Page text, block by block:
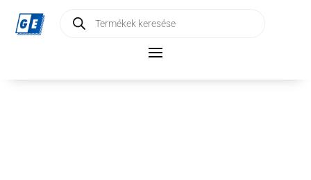
search